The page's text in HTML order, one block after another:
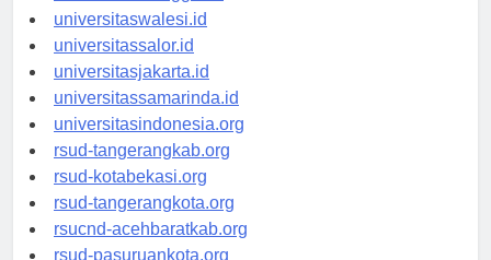
universitaswanggar.id
universitaswalesi.id
universitassalor.id
universitasjakarta.id
universitassamarinda.id
universitasindonesia.org
rsud-tangerangkab.org
rsud-kotabekasi.org
rsud-tangerangkota.org
rsucnd-acehbaratkab.org